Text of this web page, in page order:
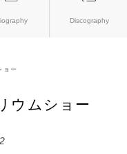
Discography
ョー
ウムショー